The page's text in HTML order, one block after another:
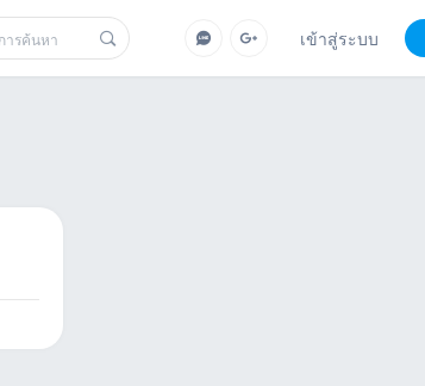
เข้าสู่ระบบ